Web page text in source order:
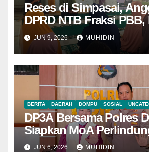
Reses di Simpasai,
DPRD NTB Fraksi PBB,
Al Habsy Bantu
JUN 9, 2026 MUHIDIN
BERITA DAERAH DOMPU SOSIAL
DP3A Bersama Polres
Siapkan MoA
Perempuan dan Anak
JUN 6, 2026 MUHIDIN